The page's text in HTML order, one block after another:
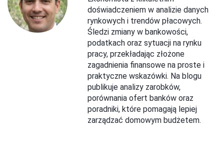
doświadczeniem w analizie danych
rynkowych i trendów płacowych.
Śledzi zmiany w bankowości,
podatkach oraz sytuacji na rynku
pracy, przekładając złożone
zagadnienia finansowe na proste i
praktyczne wskazówki. Na blogu
publikuje analizy zarobków,
porównania ofert banków oraz
poradniki, które pomagają lepiej
zarządzać domowym budżetem.